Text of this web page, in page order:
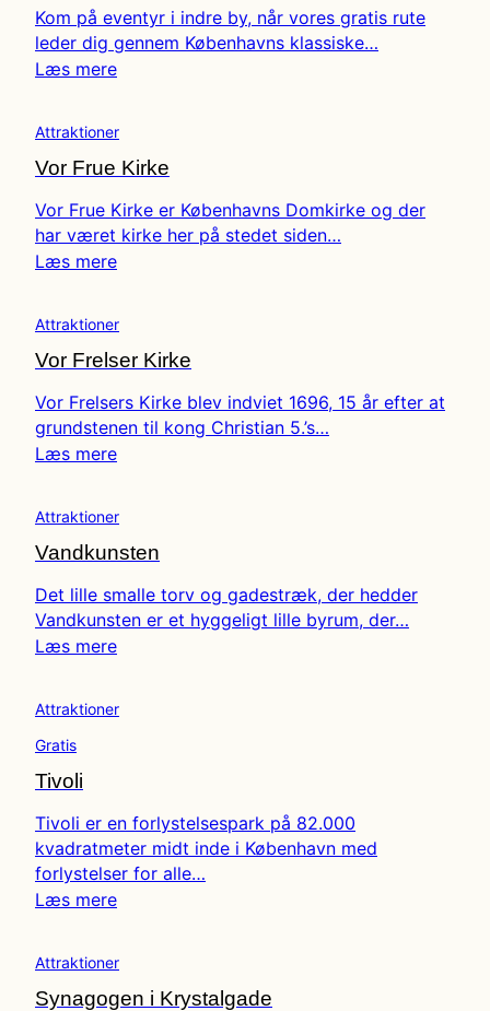
Kom på eventyr i indre by, når vores gratis rute
leder dig gennem Københavns klassiske…
Læs mere
Attraktioner
Vor Frue Kirke
Vor Frue Kirke er Københavns Domkirke og der
har været kirke her på stedet siden…
Læs mere
Attraktioner
Vor Frelser Kirke
Vor Frelsers Kirke blev indviet 1696, 15 år efter at
grundstenen til kong Christian 5.’s…
Læs mere
Attraktioner
Vandkunsten
Det lille smalle torv og gadestræk, der hedder
Vandkunsten er et hyggeligt lille byrum, der…
Læs mere
Attraktioner
Gratis
Tivoli
Tivoli er en forlystelsespark på 82.000
kvadratmeter midt inde i København med
forlystelser for alle…
Læs mere
Attraktioner
Synagogen i Krystalgade